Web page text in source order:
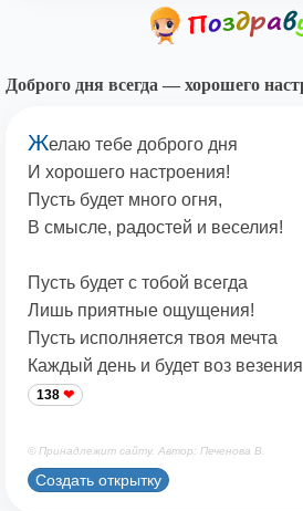
Доброго дня всегда — хорошего
Желаю тебе доброго дня
И хорошего настроения!
Пусть будет много огня,
В смысле, радостей и веселия!
Пусть будет с тобой всегда
Лишь приятные ощущения!
Пусть исполняется твоя мечта
Каждый день и будет воз
138
© Принадлежит сайту. Автор: Печенова В.
Создать открытку